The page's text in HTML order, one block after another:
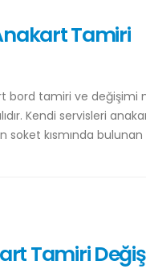
Anakart Tamiri
bord tamiri ve değişimi
Kendi servisleri
soket kısmında
Tamiri